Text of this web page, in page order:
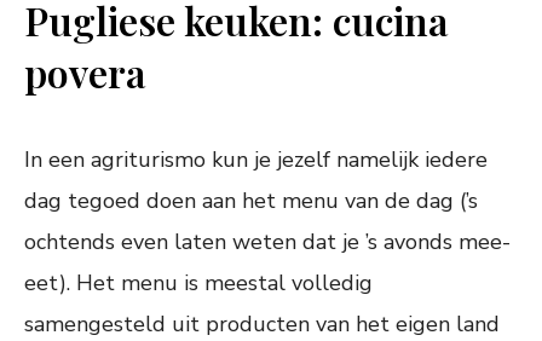
Pugliese keuken: cucina
povera
In een agriturismo kun je jezelf namelijk iedere
dag tegoed doen aan het menu van de dag (’s
ochtends even laten weten dat je ’s avonds mee-
eet). Het menu is meestal volledig
samengesteld uit producten van het eigen land